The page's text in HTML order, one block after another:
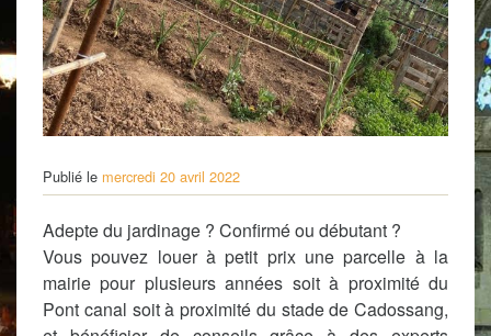
Publié le mercredi 20 avril 2022
Adepte du jardinage ? Confirmé ou débutant ?
Vous pouvez louer à petit prix une parcelle à la
mairie pour plusieurs années soit à proximité du
Pont canal soit à proximité du stade de Cadossang,